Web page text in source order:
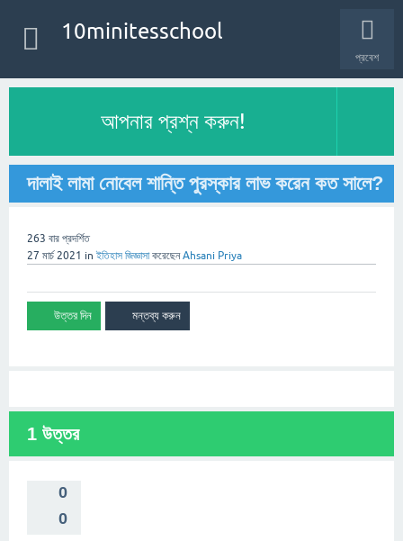
প্রবেশ
10minitesschool
আপনার প্রশ্ন করুন!
দালাই লামা নোবেল শান্তি পুরস্কার লাভ করেন কত সালে?
263 বার প্রদর্শিত
27 মার্চ 2021 in ইতিহাস জিজ্ঞাসা করেছেনAhsani Priya
1 উত্তর
0
0